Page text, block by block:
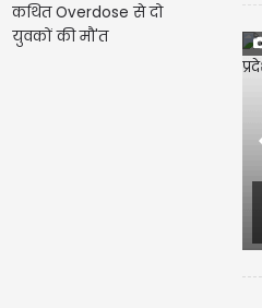
कथित Overdose से दो
युवकों की मौ'त
लुधियाना में